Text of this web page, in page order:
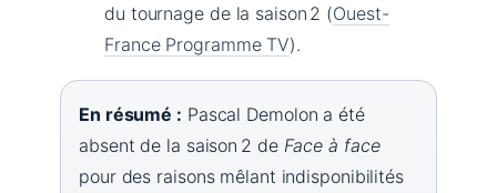
du tournage de la saison 2 (Ouest-
France Programme TV).
En résumé : Pascal Demolon a été
absent de la saison 2 de Face à face
pour des raisons mêlant indisponibilités